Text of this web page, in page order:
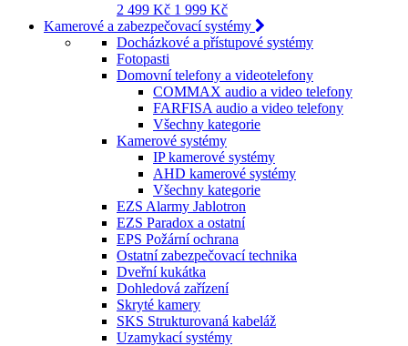
2 499 Kč 1 999 Kč
Kamerové a zabezpečovací systémy
Docházkové a přístupové systémy
Fotopasti
Domovní telefony a videotelefony
COMMAX audio a video telefony
FARFISA audio a video telefony
Všechny kategorie
Kamerové systémy
IP kamerové systémy
AHD kamerové systémy
Všechny kategorie
EZS Alarmy Jablotron
EZS Paradox a ostatní
EPS Požární ochrana
Ostatní zabezpečovací technika
Dveřní kukátka
Dohledová zařízení
Skryté kamery
SKS Strukturovaná kabeláž
Uzamykací systémy